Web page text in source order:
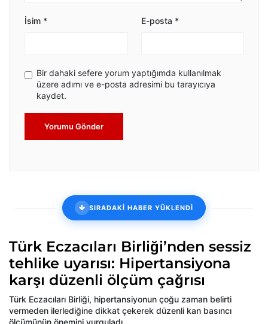
İsim * E-posta *
Bir dahaki sefere yorum yaptığımda kullanılmak
üzere adımı ve e-posta adresimi bu tarayıcıya
kaydet.
Yorumu Gönder
SIRADAKİ HABER YÜKLENDİ
Türk Eczacıları Birliği’nden sessiz
tehlike uyarısı: Hipertansiyona
karşı düzenli ölçüm çağrısı
Türk Eczacıları Birliği, hipertansiyonun çoğu zaman belirti
vermeden ilerlediğine dikkat çekerek düzenli kan basıncı